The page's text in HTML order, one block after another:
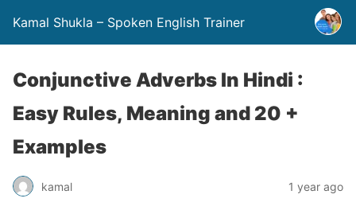
Kamal Shukla – Spoken English Trainer
Conjunctive Adverbs In Hindi :
Easy Rules, Meaning and 20 +
Examples
kamal 1 year ago